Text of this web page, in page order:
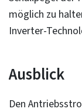
möglich zu
Inverter-
Ausblick
Den